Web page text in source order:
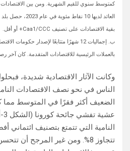
كمتوسط سنوي للقيم الشهرية. ومن بين الاقتصادات
بقية الاقتصادات على تصنيف Caa1/CCC+ أو أقل.
ب. إجماليات 12 شهرًا متتابعًا لإصدار
بالعملات الرئيسية للاقتصادات المتقدمة. كان آخر
الناس في نحو نصف الاقتصادات
النامية التي تتمتع بتصنيف ائتماني
تتجاوز 8%. ومن غير المرجح أن